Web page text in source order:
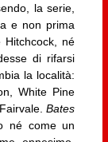
la serie,
e non prima
Hitchcock, né
di rifarsi
la località:
White Pine
Bates
né come un